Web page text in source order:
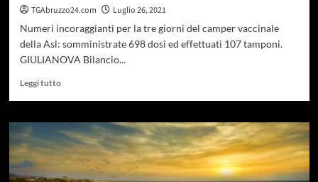
TGAbruzzo24.com
Luglio 26, 2021
Numeri incoraggianti per la tre giorni del camper vaccinale
della Asl: somministrate 698 dosi ed effettuati 107 tamponi.
GIULIANOVA Bilancio...
Leggi tuttoLeggi
su
Camper
vaccinale
Giulianova,
somministrate